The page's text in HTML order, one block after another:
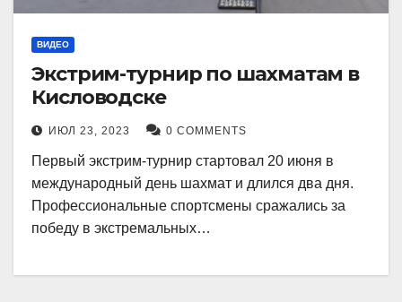
ВИДЕО
Экстрим-турнир по шахматам в
Кисловодске
ИЮЛ 23, 2023 0 COMMENTS
Первый экстрим-турнир стартовал 20 июня в
международный день шахмат и длился два дня.
Профессиональные спортсмены сражались за
победу в экстремальных…